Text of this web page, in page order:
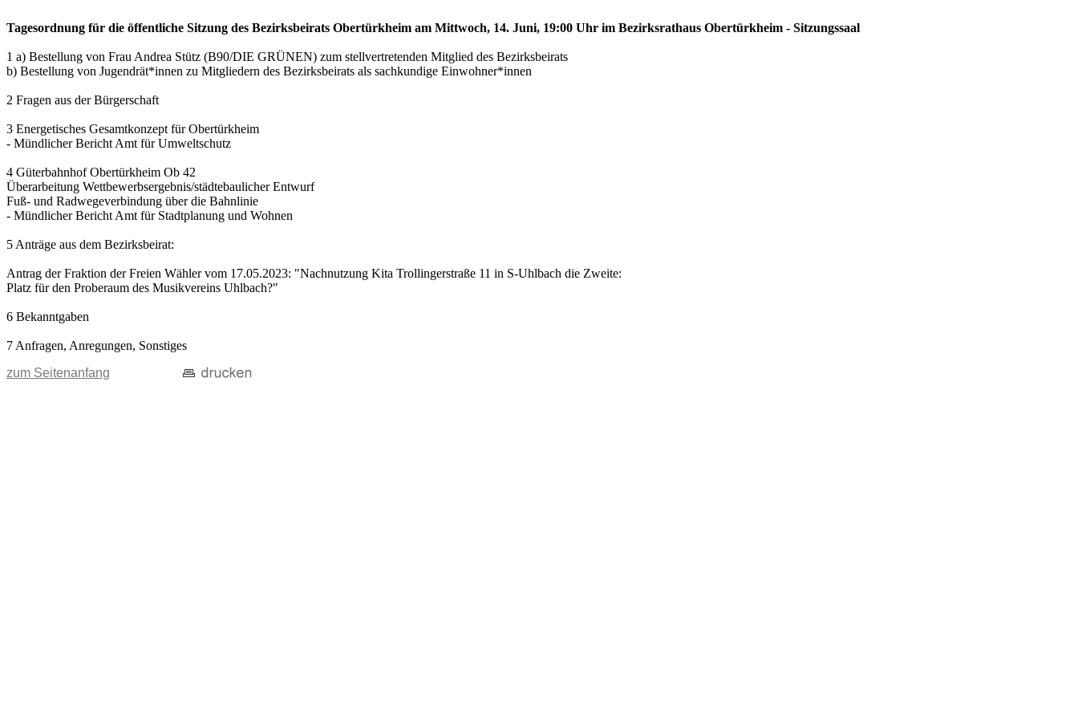
Tagesordnung für die öffentliche Sitzung des Bezirksbeirats Obertürkheim am Mittwoch, 14. Juni, 19:00 Uhr im Bezirksrathaus Obertürkheim - Sitzungssaal
1 a) Bestellung von Frau Andrea Stütz (B90/DIE GRÜNEN) zum stellvertretenden Mitglied des Bezirksbeirats
b) Bestellung von Jugendrät*innen zu Mitgliedern des Bezirksbeirats als sachkundige Einwohner*innen
2 Fragen aus der Bürgerschaft
3 Energetisches Gesamtkonzept für Obertürkheim
- Mündlicher Bericht Amt für Umweltschutz
4 Güterbahnhof Obertürkheim Ob 42
Überarbeitung Wettbewerbsergebnis/städtebaulicher Entwurf
Fuß- und Radwegeverbindung über die Bahnlinie
- Mündlicher Bericht Amt für Stadtplanung und Wohnen
5 Anträge aus dem Bezirksbeirat:
Antrag der Fraktion der Freien Wähler vom 17.05.2023: "Nachnutzung Kita Trollingerstraße 11 in S-Uhlbach die Zweite:
Platz für den Proberaum des Musikvereins Uhlbach?"
6 Bekanntgaben
7 Anfragen, Anregungen, Sonstiges
zum Seitenanfang